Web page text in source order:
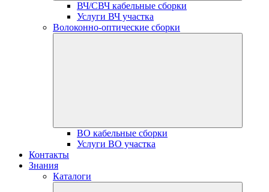
ВЧ/СВЧ кабельные сборки
Услуги ВЧ участка
Волоконно-оптические сборки
ВО кабельные сборки
Услуги ВО участка
Контакты
Знания
Каталоги